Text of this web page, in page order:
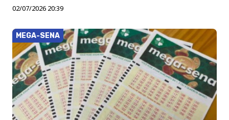
02/07/2026 20:39
MEGA-SENA